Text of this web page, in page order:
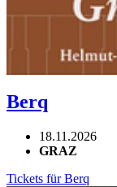
Berq
18.11.2026
GRAZ
Tickets für Berq